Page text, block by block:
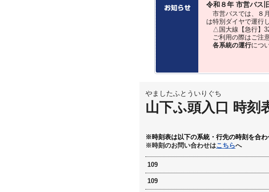
令和８年 市営バス
市営バスでは、８
は特別ダイヤで運⾏
△国大線【急行】
ご利用の際はご注意
各系統の運行につ
やましたふとういりぐち
山下ふ頭入口 時刻
※時刻表は以下の系統・行先の時刻を合
※時刻のお問い合わせはこちらへ
109
109